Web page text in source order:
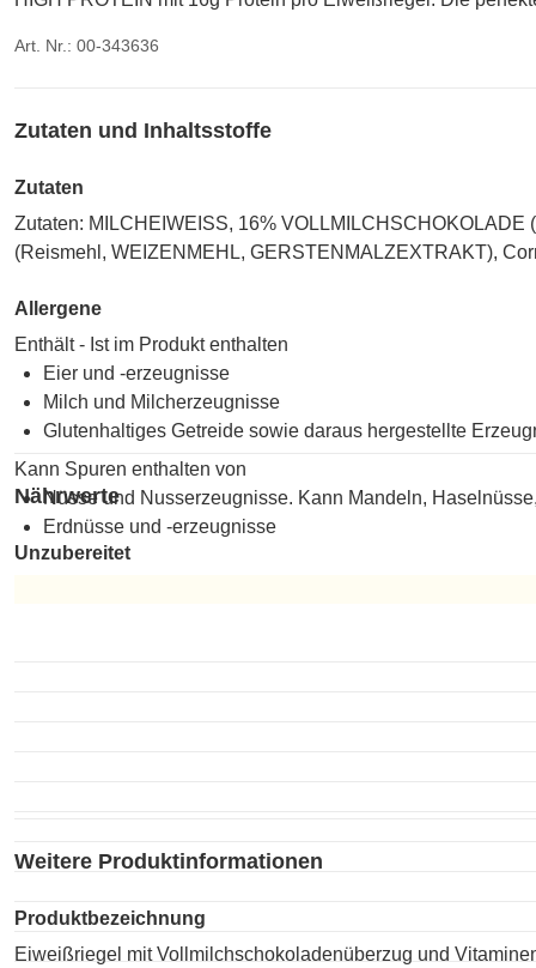
Art. Nr.: 00-343636
Zutaten und Inhaltsstoffe
Zutaten
Zutaten: MILCHEIWEISS, 16%
(Reismehl, WEIZENMEHL, GERSTENMALZEXTRAKT),
Allergene
Enthält - Ist im Produkt enthalten
Eier und -erzeugnisse
Milch und Milcherzeugnisse
Glutenhaltiges Getreide sowie daraus hergestellte
Kann Spuren enthalten von
Nüsse und Nusserzeugnisse. Kann Mandeln,
Erdnüsse und -erzeugnisse
Nährwerte
Unzubereitet
Weitere Produktinformationen
Produktbezeichnung
Eiweißriegel mit Vollmilchschokoladenüberzug und